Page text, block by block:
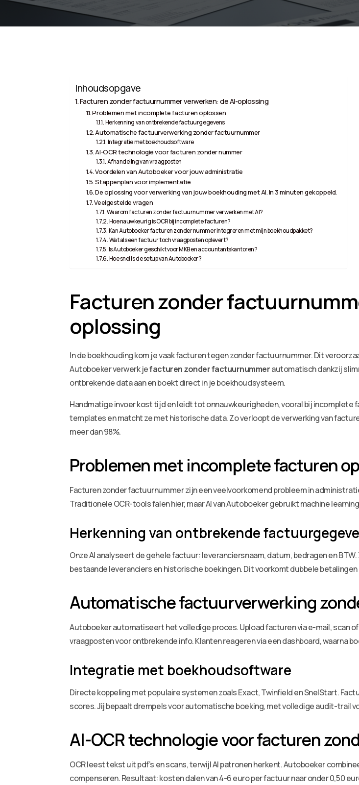
Inhoudsopgave
Facturen zonder factuurnummer verwerken: de AI-oplossing
Problemen met incomplete facturen oplossen
Herkenning van ontbrekende factuurgegevens
Automatische factuurverwerking zonder factuurnummer
Integratie met boekhoudsoftware
AI-OCR technologie voor facturen zonder nummer
Afhandeling van vraagposten
Voordelen van Autoboeker voor jouw administratie
Stappenplan voor implementatie
De oplossing voor verwerking van jouw boekhouding met AI. In 3 minuten gekoppeld.
Veelgestelde vragen
Waarom facturen zonder factuurnummer verwerken met AI?
Hoe nauwkeurig is OCR bij incomplete facturen?
Kan Autoboeker facturen zonder nummer integreren met mijn boekhoudpakket?
Wat als een factuur toch vraagposten oplevert?
Is Autoboeker geschikt voor MKB en accountantskantoren?
Hoe snel is de setup van Autoboeker?
Facturen zonder
oplossing
In de boekhouding kom je vaak facturen tegen zonder factuurnummer. Dit
Autoboeker verwerk jefacturen zonder factuurnummerautomatisch dankzij
ontbrekende data aan en boekt direct in je boekhoudsysteem.
Handmatige invoer kost tijd en leidt tot onnauwkeurigheden, vooral bij
templates en matcht ze met historische data. Zo verloopt de verwerking van
meer dan 98%.
Problemen met incomplete facturen
Facturen zonder factuurnummer zijn een veelvoorkomend probleem in
Traditionele OCR-tools falen hier, maar AI van Autoboeker gebruikt machine
Herkenning van ontbrekende
Onze AI analyseert de gehele factuur: leveranciersnaam, datum, bedragen en
bestaande leveranciers en historische boekingen. Dit voorkomt dubbele
Automatische factuurverwerking
Autoboeker automatiseert het volledige proces. Upload facturen via e-mail, scan
vraagposten voor ontbrekende info. Klanten reageren via een dashboard, waarna
Integratie met boekhoudsoftware
Directe koppeling met populaire systemen zoals Exact, Twinfield en SnelStart.
scores. Jij bepaalt drempels voor automatische boeking, met volledige audit-trail
AI-OCR technologie voor facturen
OCR leest tekst uit pdf’s en scans, terwijl AI patronen herkent. Autoboeker
compenseren. Resultaat: kosten dalen van 4-6 euro per factuur naar onder 0,50